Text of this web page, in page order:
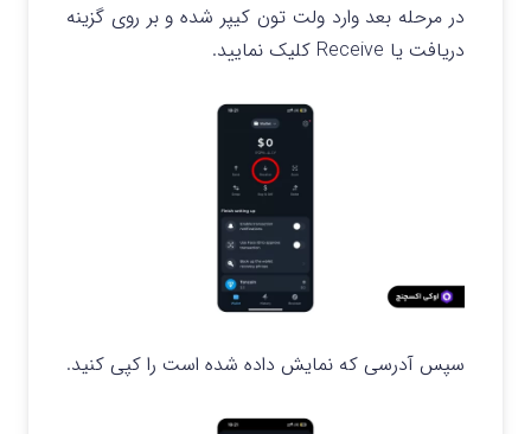
در مرحله بعد وارد ولت تون کیپر شده و بر روی گزینه
دریافت یا Receive کلیک نمایید.
سپس آدرسی که نمایش داده شده است را کپی کنید.